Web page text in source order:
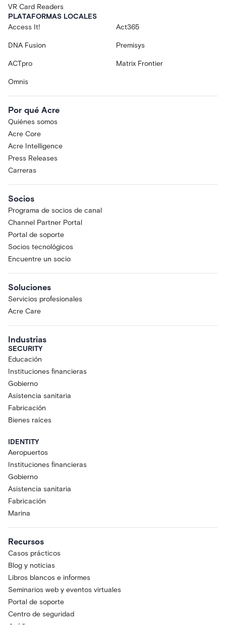
VR Card Readers
PLATAFORMAS LOCALES
Access It!
Act365
DNA Fusion Premisys
ACTpro Matrix Frontier
Omnis
Por qué Acre
Quiénes somos
Acre Core
Acre Intelligence
Press Releases
Carreras
Socios
Programa de socios de canal
Channel Partner Portal
Portal de soporte
Socios tecnológicos
Encuentre un socio
Soluciones
Servicios profesionales
Acre Care
Industrias
SECURITY
Educación
Instituciones financieras
Gobierno
Asistencia sanitaria
Fabricación
Bienes raíces
IDENTITY
Aeropuertos
Instituciones financieras
Gobierno
Asistencia sanitaria
Fabricación
Marina
Recursos
Casos prácticos
Blog y noticias
Libros blancos e informes
Seminarios web y eventos virtuales
Portal de soporte
Centro de seguridad